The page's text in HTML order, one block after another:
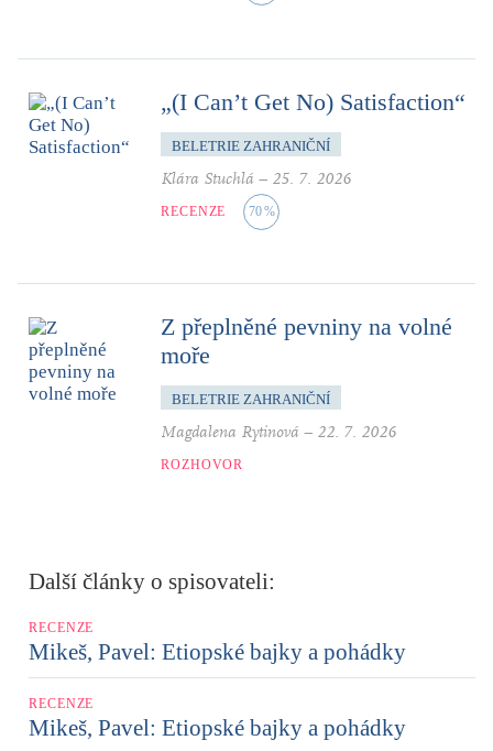
„(I Can’t Get No) Satisfaction“
BELETRIE ZAHRANIČNÍ
Klára Stuchlá – 25. 7. 2026
RECENZE 70%
Z přeplněné pevniny na volné
moře
BELETRIE ZAHRANIČNÍ
Magdalena Rytinová – 22. 7. 2026
ROZHOVOR
Další články o spisovateli:
RECENZE
Mikeš, Pavel: Etiopské bajky a pohádky
RECENZE
Mikeš, Pavel: Etiopské bajky a pohádky